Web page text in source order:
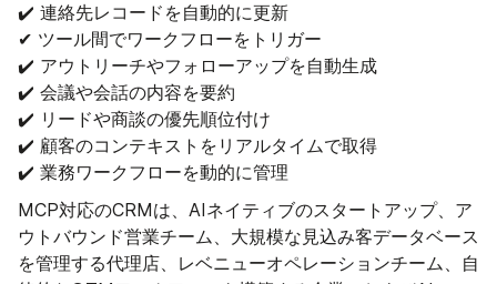
✔️ 連絡先レコードを自動的に更新
✔ ツール間でワークフローをトリガー
✔️ アウトリーチやフォローアップを自動生成
✔️ 会議や会話の内容を要約
✔️ リードや商談の優先順位付け
✔️ 顧客のコンテキストをリアルタイムで取得
✔️ 業務ワークフローを動的に管理
MCP対応のCRMは、AIネイティブのスタートアップ、ア
ウトバウンド営業チーム、大規模な見込み客データベース
を管理する代理店、レベニューオペレーションチーム、自